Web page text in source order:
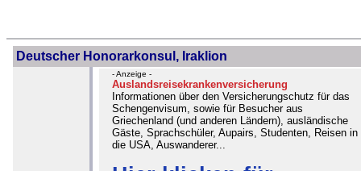
Deutscher Honorarkonsul, Iraklion
- Anzeige -
Auslandsreisekrankenversicherung
Informationen über den Versicherungschutz für das
Schengenvisum, sowie für Besucher aus
Griechenland (und anderen Ländern), ausländische
Gäste, Sprachschüler, Aupairs, Studenten, Reisen in
die USA, Auswanderer...